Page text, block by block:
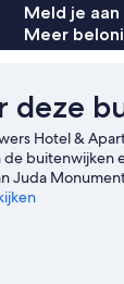
Meld je
Meer
deze
Hotel &
buitenwijken
Juda
Addis Abeba